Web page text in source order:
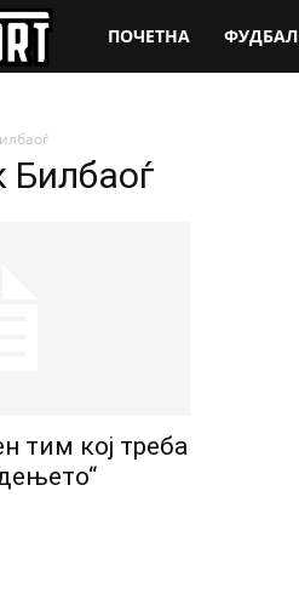
SuperSport.mk
ПОЧЕТНА ФУДБАЛ
Билбаоѓ
тим кој треба